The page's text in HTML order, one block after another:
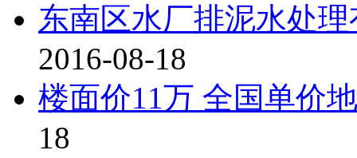
东南区水厂排泥水处
2016-08-18
楼面价11万 全国单价
18